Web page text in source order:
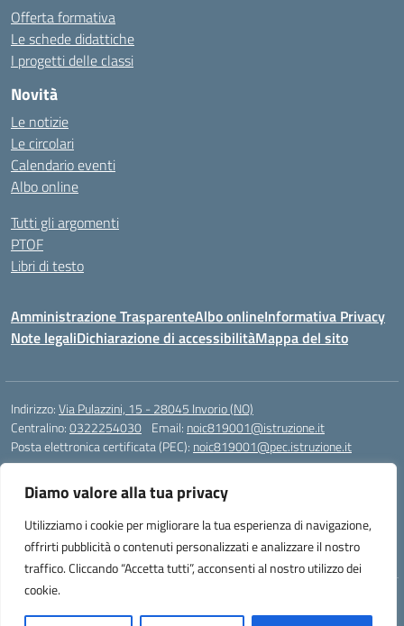
Diamo valore alla tua privacy
Utilizziamo i cookie per migliorare la tua esperienza di navigazione,
offrirti pubblicità o contenuti personalizzati e analizzare il nostro
traffico. Cliccando “Accetta tutti”, acconsenti al nostro utilizzo dei
cookie.
Offerta formativa
Le schede didattiche
I progetti delle classi
Novità
Le notizie
Le circolari
Calendario eventi
Albo online
Tutti gli argomenti
PTOF
Libri di testo
Amministrazione TrasparenteAlbo onlineInformativa Privacy
Note legaliDichiarazione di accessibilitàMappa del sito
Indirizzo:Via Pulazzini, 15 - 28045 Invorio (NO)
Centralino:0322254030 Email: noic819001@istruzione.it
Posta elettronica certificata (PEC): noic819001@pec.istruzione.it
Codice meccanografico:NOIC819001
Codice Indice delle Pubbliche Amministrazioni (IPA): istsc_noic819001
Codice unico di fatturazione (CUF): UFZ9M3